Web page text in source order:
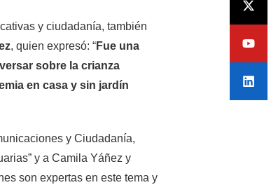
y ciudadanía, también
, quien expresó: “Fue una
sobre la crianza
en casa y sin jardín
y Ciudadanía,
y a Camila Yáñez y
son expertas en este tema y